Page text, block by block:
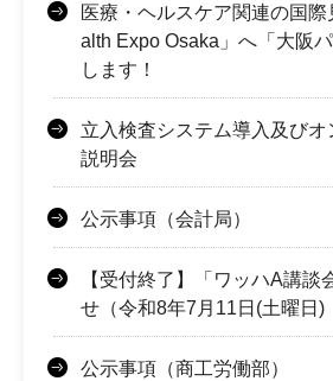
医療・ヘルスケア関連の国
alth Expo Osaka」へ「大阪
します！
立入検査システム導入及びオ
説明会
公示事項（会計局）
【受付終了】「ワッハA講談
せ（令和8年7月11日(土曜日)
公示事項（商工労働部）